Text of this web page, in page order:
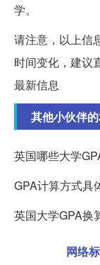
学。
请注意，以上信
时间变化，建议
最新信息
其他小伙伴
英国哪些大学
GPA计算方式具
英国大学GPA换
网络